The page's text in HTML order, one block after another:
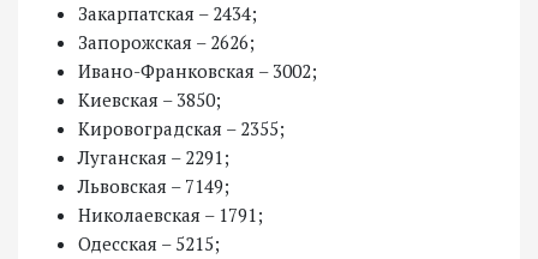
Закарпатская – 2434;
Запорожская – 2626;
Ивано-Франковская – 3002;
Киевская – 3850;
Кировоградская – 2355;
Луганская – 2291;
Львовская – 7149;
Николаевская – 1791;
Одесская – 5215;